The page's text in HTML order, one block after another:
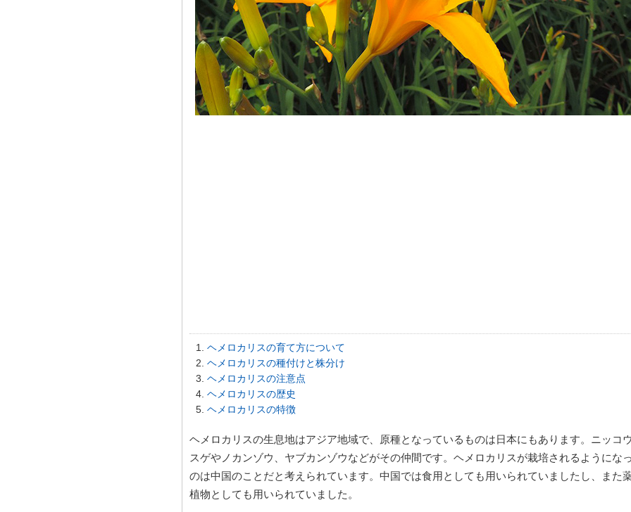
ヘメロカリスの育て方について
ヘメロカリスの種付けと株分け
ヘメロカリスの注意点
ヘメロカリスの歴史
ヘメロカリスの特徴
ヘメロカリスの生息地はアジア地域で、原種となっているものは日本にもあります。ニッコ
スゲやノカンゾウ、ヤブカンゾウなどがその仲間です。ヘメロカリスが栽培されるようにな
のは中国のことだと考えられています。中国では食用としても用いられていましたし、また
植物としても用いられていました。